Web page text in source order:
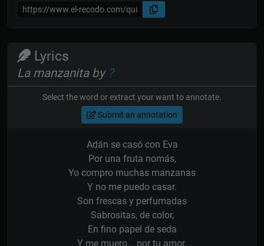
Lyrics
La manzanita by ?
Select the word or extract your want to annotate.
Submit an annotation
Adán se casó con Eva
Por una fruta nomás,
Yo compro muchas manzanas
Y no me puedo casar.
Son frescas y perfumadas
Sabrositas, de color,
En fino papel de seda
Y me muero... por tu amor.